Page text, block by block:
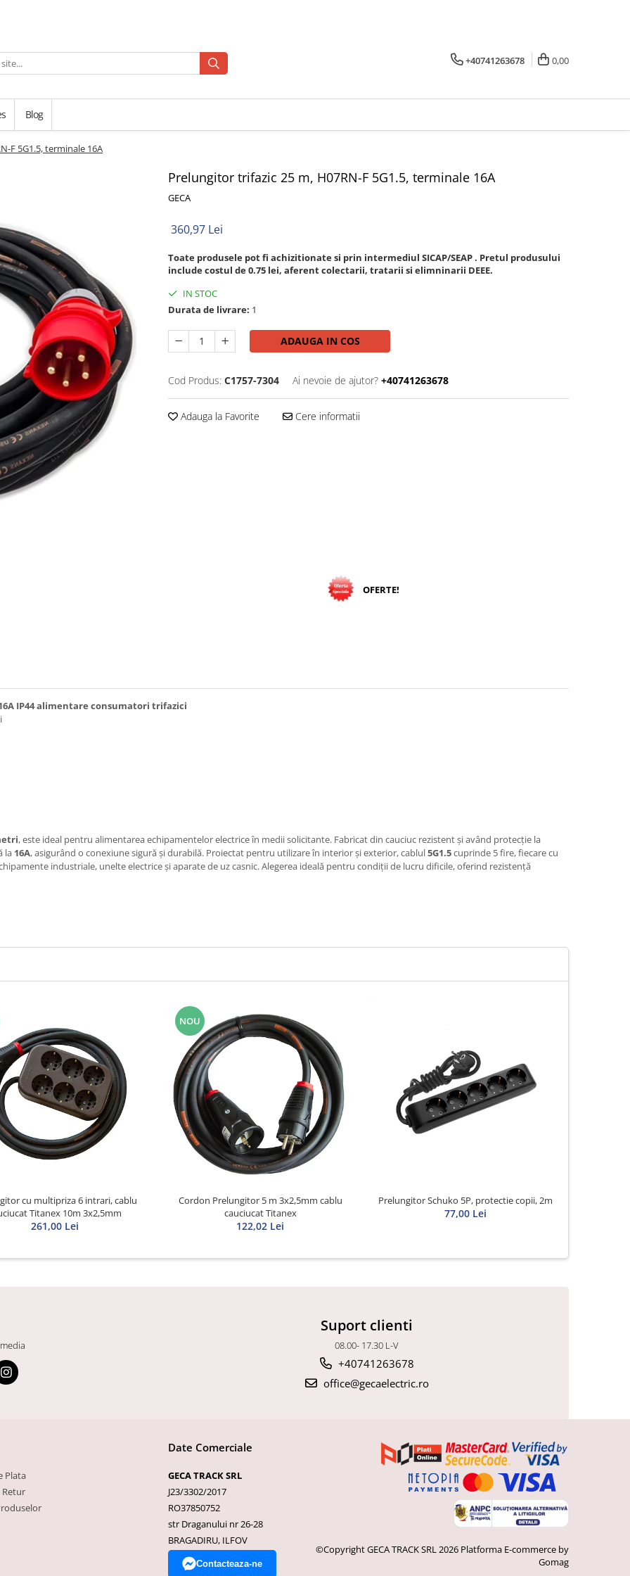
+40741263678 0,00
Blog
F 5G1.5, terminale 16A
Prelungitor trifazic 25 m, H07RN-F 5G1.5, terminale 16A
GECA
360,97 Lei
Toate produsele pot fi achizitionate si prin intermediul SICAP/SEAP . Pretul produsului
include costul de 0.75 lei, aferent colectarii, tratarii si elimninarii DEEE.
IN STOC
Durata de livrare: 1
ADAUGA IN COS
Cod Produs: C1757-7304 Ai nevoie de ajutor? +40741263678
Adauga la Favorite Cere informatii
OFERTE!
IP44 alimentare consumatori trifazici
, este ideal pentru alimentarea echipamentelor electrice în medii solicitante. Fabricat din cauciuc rezistent și având protecție la
la 16A, asigurând o conexiune sigură și durabilă. Proiectat pentru utilizare în interior și exterior, cablul5G1.5cuprinde 5 fire, fiecare cu
industriale, unelte electrice și aparate de uz casnic. Alegerea ideală pentru condiții de lucru dificile, oferind rezistență
cu multipriza 6 intrari, cablu
Titanex 10m 3x2,5mm
261,00 Lei
NOU
Cordon Prelungitor 5 m 3x2,5mm cablu
cauciucat Titanex
122,02 Lei
Prelungitor Schuko 5P, protectie copii, 2m
77,00 Lei
Suport clienti
08.00- 17.30 L-V
+40741263678
office@gecaelectric.ro
Plata
Retur
Date Comerciale
GECA TRACK SRL
J23/3302/2017
RO37850752
str Draganului nr 26-28
BRAGADIRU, ILFOV
Contacteaza-ne
©Copyright GECA TRACK SRL 2026 Platforma E-commerce by
Gomag